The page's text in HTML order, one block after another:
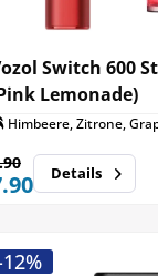
Switch 600
Lemonade)
Himbeere, Zitrone,
Details